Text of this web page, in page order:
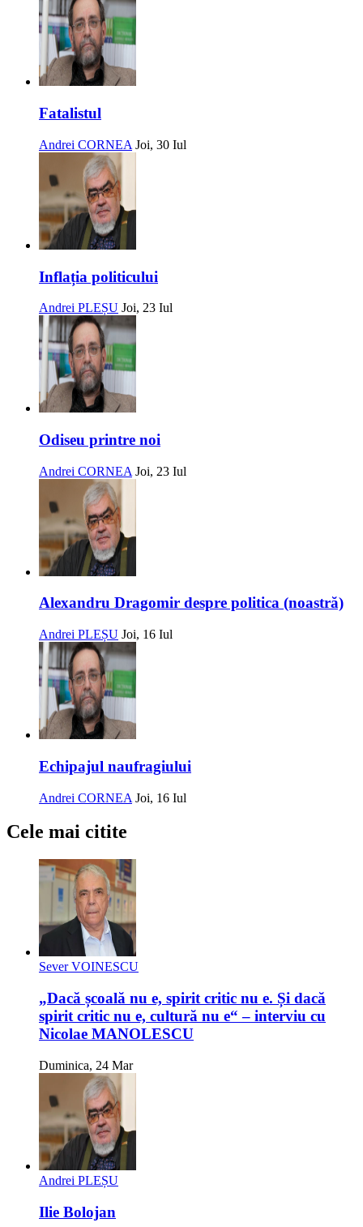
Fatalistul
Andrei CORNEA Joi, 30 Iul
Inflația politicului
Andrei PLEȘU Joi, 23 Iul
Odiseu printre noi
Andrei CORNEA Joi, 23 Iul
Alexandru Dragomir despre politica (noastră)
Andrei PLEȘU Joi, 16 Iul
Echipajul naufragiului
Andrei CORNEA Joi, 16 Iul
Cele mai citite
Sever VOINESCU
„Dacă școală nu e, spirit critic nu e. Și dacă
spirit critic nu e, cultură nu e“ – interviu cu
Nicolae MANOLESCU
Duminica, 24 Mar
Andrei PLEȘU
Ilie Bolojan